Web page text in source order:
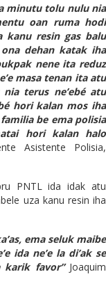
minutu tolu nulu nia
oan ruma hodi
kanu resin gas balu
dehan katak iha
nene ita reduz
masa tenan ita atu
terus ne’ebé atu
hori kalan mos iha
be ema polisia
hori kalan halo
Asistente Polisia,
PNTL ida idak atu
uza kanu resin iha
ema seluk maibe
ida ne’e la di’ak se
favor”Joaquim